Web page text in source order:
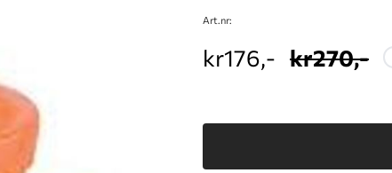
Art.nr:
kr176,- kr270,-